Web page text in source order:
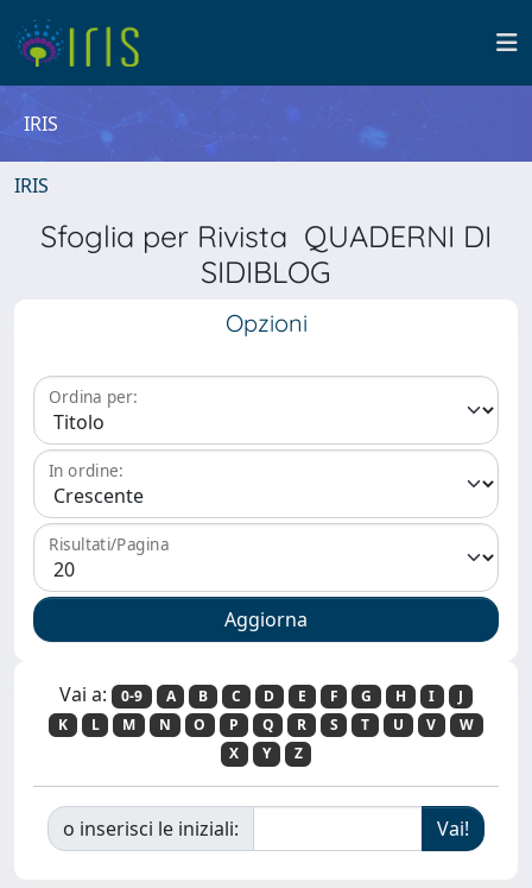
IRIS
IRIS
Sfoglia per Rivista QUADERNI DI
SIDIBLOG
Opzioni
Ordina per:
In ordine:
Risultati/Pagina
Vai a: 0-9 A B C D E F G H I
J
K
L M N O P Q R S T U V
W
X
Y Z
o inserisci le iniziali: